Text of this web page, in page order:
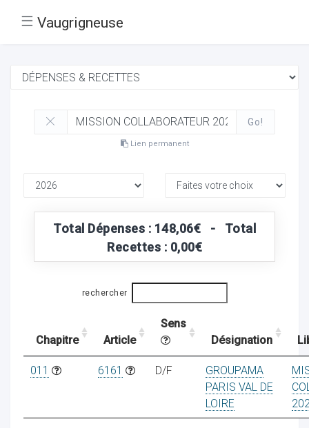
☰ Vaugrigneuse
Go!
Lien permanent
Total Dépenses : 148,06€ - Total
Recettes : 0,00€
rechercher
Chapitre Article
Sens
Désignation
011 6161 D/F
GROUPAMA
PARIS VAL DE
LOIRE